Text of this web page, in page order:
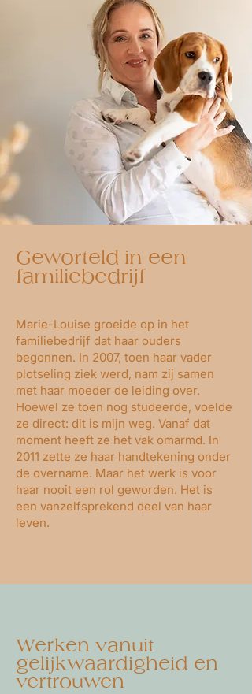
Geworteld in een
familiebedrijf
Marie-Louise groeide op in het
familiebedrijf dat haar ouders
begonnen. In 2007, toen haar vader
plotseling ziek werd, nam zij samen
met haar moeder de leiding over.
Hoewel ze toen nog studeerde, voelde
ze direct: dit is mijn weg. Vanaf dat
moment heeft ze het vak omarmd. In
2011 zette ze haar handtekening onder
de overname. Maar het werk is voor
haar nooit een rol geworden. Het is
een vanzelfsprekend deel van haar
leven.
Werken vanuit
gelijkwaardigheid en
vertrouwen